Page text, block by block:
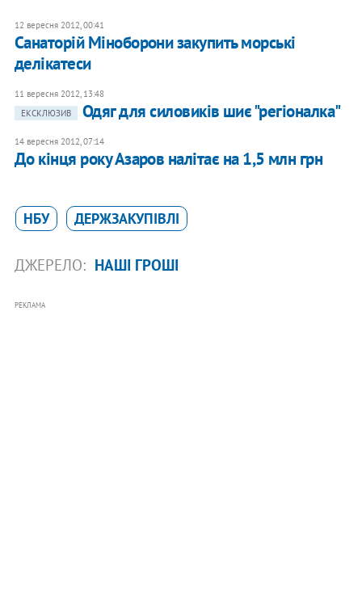
12 вересня 2012, 00:41
Санаторій Міноборони закупить морські
делікатеси
11 вересня 2012, 13:48
ЕКСКЛЮЗИВ
Одяг для силовиків шиє "регіоналка"
14 вересня 2012, 07:14
До кінця року Азаров налітає на 1,5 млн грн
НБУ ДЕРЖЗАКУПІВЛІ
ДЖЕРЕЛО: НАШІ ГРОШІ
РЕКЛАМА